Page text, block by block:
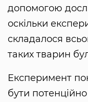
допомогою
оскільки
складалося
таких тварин
Експеримент
бути